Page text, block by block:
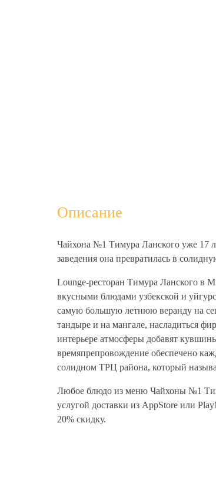
Описание
Чайхона №1 Тимура Ланского уже 17
заведения она превратилась в
Lounge-ресторан Тимура Ланского в
вкусными блюдами узбекской и
самую большую летнюю веранду на
тандыре и на мангале, насладиться
интерьере атмосферы добавят
времяпрепровождение обеспечено
солидном ТРЦ района, который
Любое блюдо из меню Чайхоны №1
услугой доставки из AppStore или
20% скидку.